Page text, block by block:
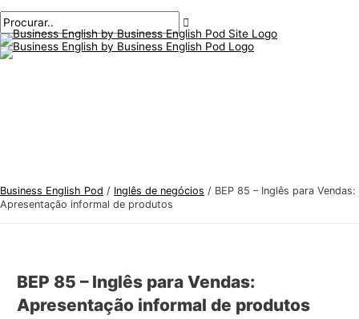
para
o
conteúdo
principal
Business English Pod / Inglês de negócios / BEP 85 – Inglês para Vendas:
Apresentação informal de produtos
BEP 85 – Inglês para Vendas:
Apresentação informal de produtos
navegação
aqui..
mail*
T
ó
p
i
ê
s
P
r
o